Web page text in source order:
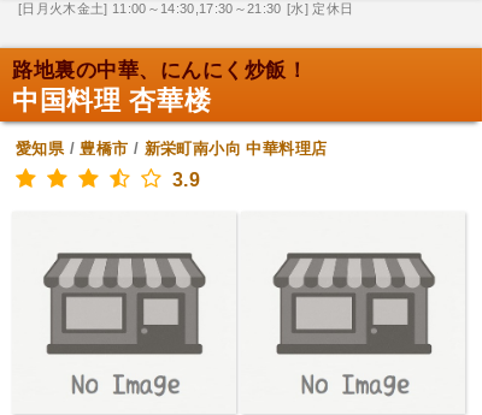
[日月火木金土] 11:00～14:30,17:30～21:30 [水] 定休日
路地裏の中華、にんにく炒飯！
中国料理 杏華楼
愛知県/豊橋市 / 新栄町南小向 中華料理店
3.9